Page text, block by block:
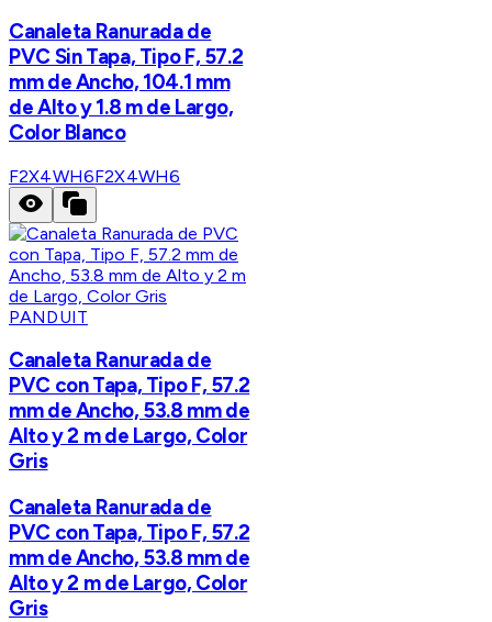
Canaleta Ranurada de
PVC Sin Tapa, Tipo F, 57.2
mm de Ancho, 104.1 mm
de Alto y 1.8 m de Largo,
Color Blanco
F2X4WH6F2X4WH6
PANDUIT
Canaleta Ranurada de
PVC con Tapa, Tipo F, 57.2
mm de Ancho, 53.8 mm de
Alto y 2 m de Largo, Color
Gris
Canaleta Ranurada de
PVC con Tapa, Tipo F, 57.2
mm de Ancho, 53.8 mm de
Alto y 2 m de Largo, Color
Gris